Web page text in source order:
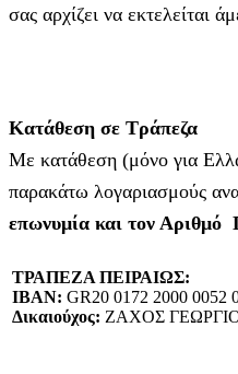
σας αρχίζει να εκτελείται
Κατάθεση σε Τράπεζα
Με κατάθεση (μόνο για
παρακάτω λογαριασμούς
επωνυμία και τον Αριθμό
ΤΡΑΠΕΖΑ ΠΕΙΡΑΙΩΣ:
IBAN: GR20 0172 2000 0052
Δικαιούχος: ΖΑΧΟΣ